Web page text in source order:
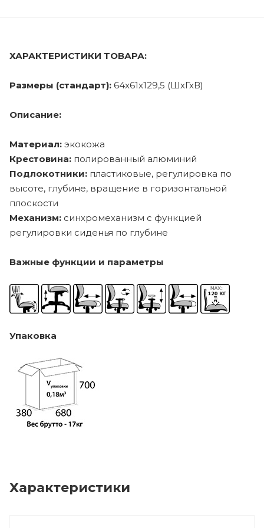
ХАРАКТЕРИСТИКИ ТОВАРА:
Размеры (стандарт): 64x61x129,5 (ШхГхВ)
Описание:
Материал: экокожа
Крестовина: полированный алюминий
Подлокотники: пластиковые, регулировка по
высоте, глубине, вращение в горизонтальной
плоскости
Механизм: синхромеханизм с функцией
регулировки сиденья по глубине
Важные функции и параметры
Упаковка
Характеристики